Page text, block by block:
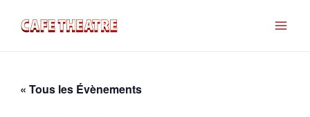
« Tous les Évènements